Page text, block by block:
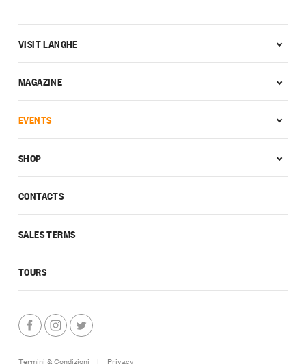
CONTACTS
SALES TERMS
TOURS
VISIT LANGHE
MAGAZINE
EVENTS
SHOP
Termini & Condizioni | Privacy